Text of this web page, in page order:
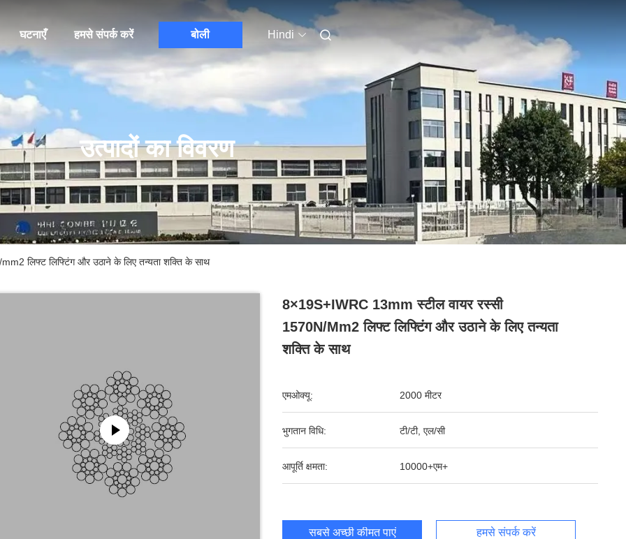
घटनाएँ हमसे संपर्क करें बोली Hindi
उत्पादों का विवरण
लिफ्ट लिफ्टिंग और उठाने के लिए तन्यता शक्ति के साथ
8×19S+IWRC 13mm स्टील वायर रस्सी
1570N/mm2 लिफ्ट लिफ्टिंग और उठाने के लिए तन्यता
शक्ति के साथ
एमओक्यू: 2000 मीटर
भुगतान विधि: टी/टी, एल/सी
आपूर्ति क्षमता: 10000+एम+
सबसे अच्छी कीमत पाएं हमसे संपर्क करें